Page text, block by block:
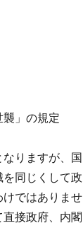
」の規定
りますが、国
同じくして政
ではありませ
接政府、内閣